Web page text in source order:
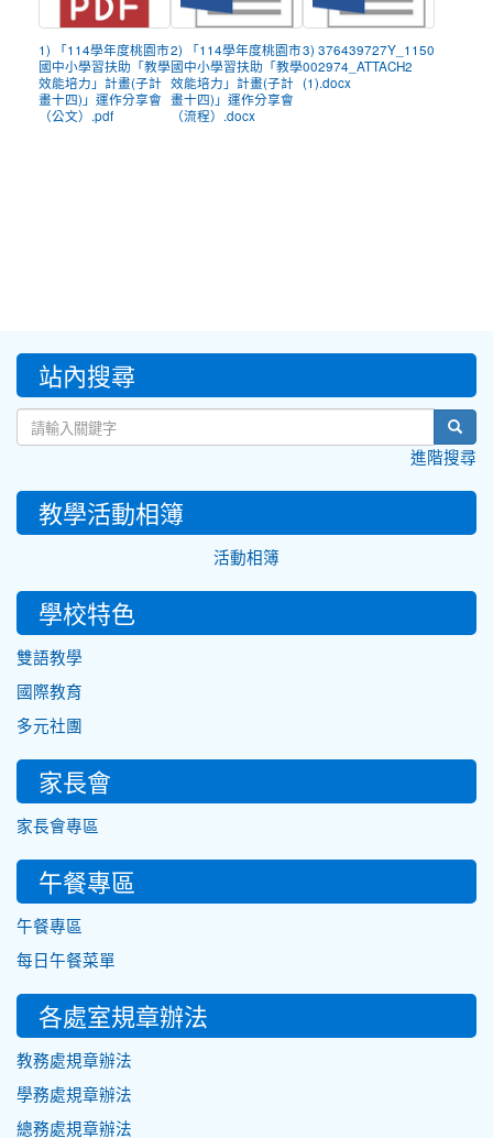
1) 「114學年度桃園市
國中小學習扶助「教學
效能培力」計畫(子計
畫十四)」運作分享會
（公文）.pdf
2) 「114學年度桃園市
國中小學習扶助「教學
效能培力」計畫(子計
畫十四)」運作分享會
（流程）.docx
3) 376439727Y_1150
002974_ATTACH2
(1).docx
::: 站內搜尋
進階搜尋
教學活動相簿
活動相簿
學校特色
雙語教學
國際教育
多元社團
家長會
家長會專區
午餐專區
午餐專區
每日午餐菜單
各處室規章辦法
教務處規章辦法
學務處規章辦法
總務處規章辦法